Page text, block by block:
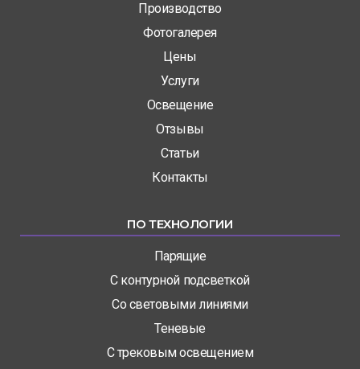
Производство
Фотогалерея
Цены
Услуги
Освещение
Отзывы
Статьи
Контакты
ПО ТЕХНОЛОГИИ
Парящие
С контурной подсветкой
Со световыми линиями
Теневые
С трековым освещением